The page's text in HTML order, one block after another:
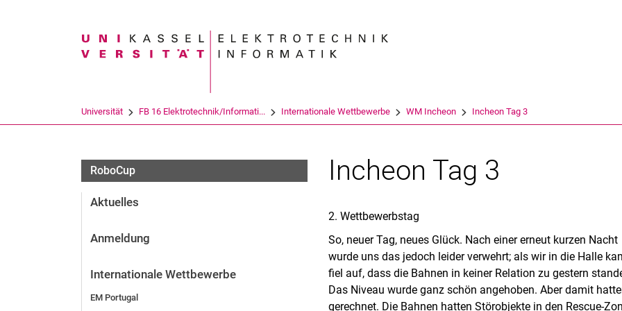
Suchbegriff
Universität FB 16 Elektrotechnik/Informati... Internationale Wettbewerbe WM Incheon Incheon Tag 3
RoboCup
Aktuelles
Anmeldung
Internationale Wettbewerbe
EM Portugal
Incheon Tag 3
2. Wettbewerbstag
So, neuer Tag, neues Glück. Nach einer erneut kurzen Nacht
wurde uns das jedoch leider verwehrt; als wir in die Halle
fiel auf, dass die Bahnen in keiner Relation zu gestern
Das Niveau wurde ganz schön angehoben. Aber damit
gerechnet. Die Bahnen hatten Störobjekte in den Rescue-